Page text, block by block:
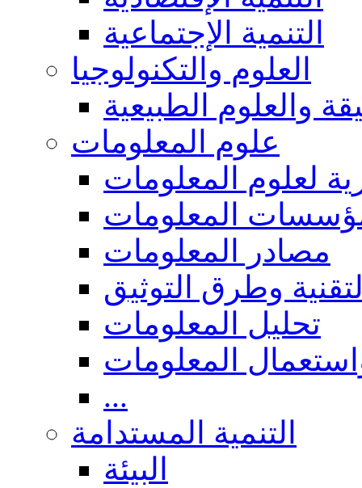
التنمية الإجتماعية
العلوم والتكنولوجيا
والعلوم الطبيعية
علوم المعلومات
لعلوم المعلومات
المعلومات
مصادر المعلومات
وطرق التوثيق
تحليل المعلومات
المعلومات
...
التنمية المستدامة
البيئة